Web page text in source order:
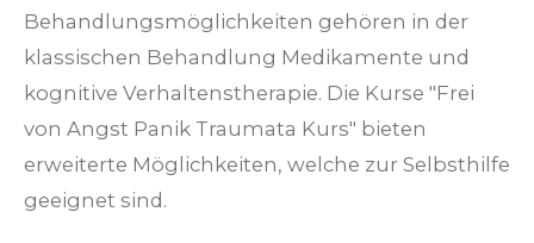
Behandlungsmöglichkeiten gehören in der
klassischen Behandlung Medikamente und
kognitive Verhaltenstherapie. Die Kurse "Frei
von Angst Panik Traumata Kurs" bieten
erweiterte Möglichkeiten, welche zur Selbsthilfe
geeignet sind.